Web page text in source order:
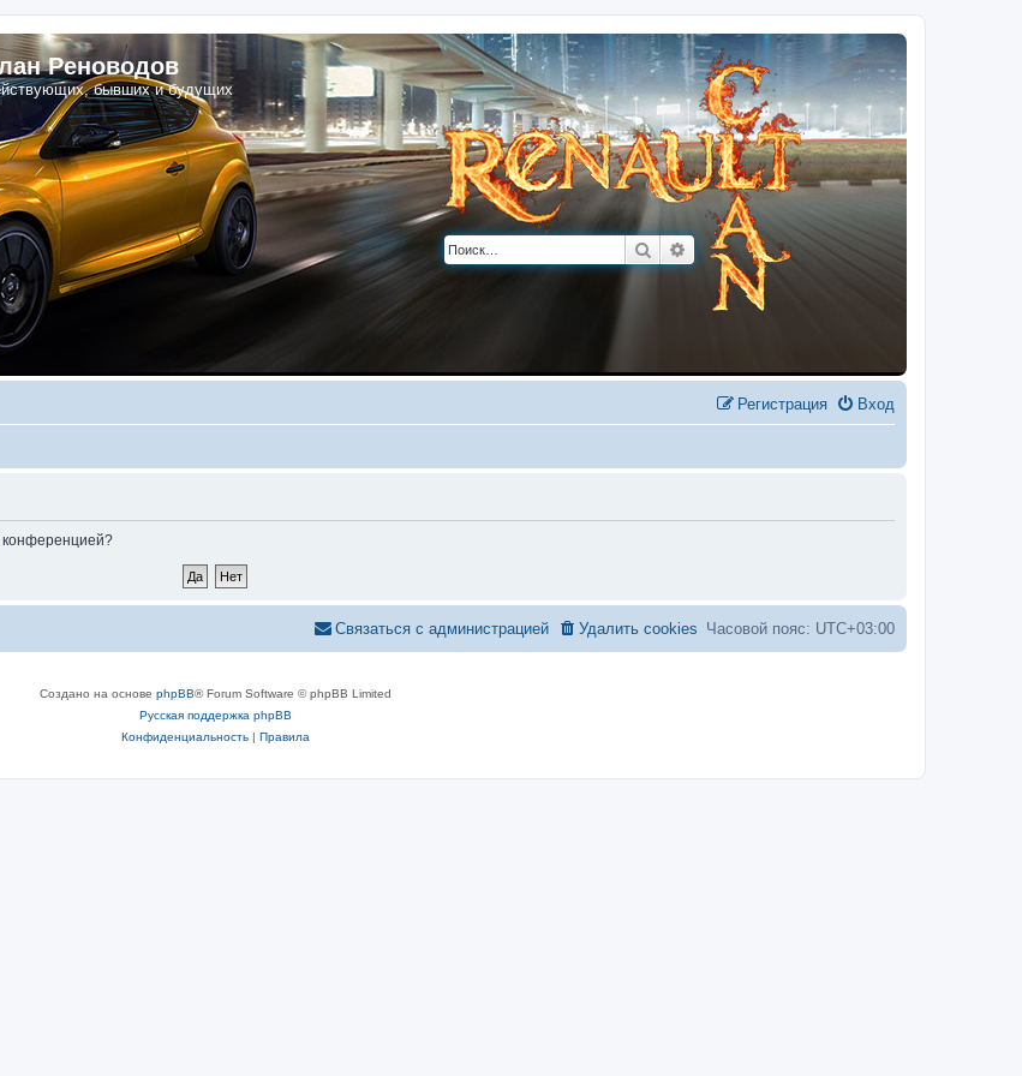
Реноводов
бывших и будущих
Поиск Расширенный поиск
Вход
Регистрация
конференцией?
Часовой пояс: UTC+03:00
Удалить cookies
Связаться с администрацией
Создано на основе phpBB® Forum Software © phpBB Limited
Русская поддержка phpBB
Конфиденциальность| Правила